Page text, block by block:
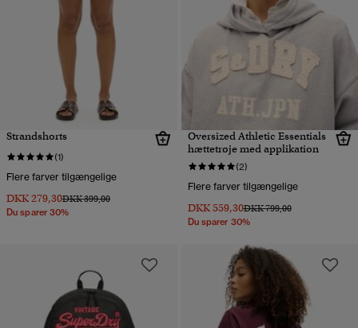
Strandshorts
(1)
Flere farver tilgængelige
DKK 279,30Pris nedsat fra
DKK 399,00til
Du sparer 30%
Oversized Athletic Essentials
hættetrøje med applikation
(2)
Flere farver tilgængelige
DKK 559,30Pris nedsat fra
DKK 799,00til
Du sparer 30%